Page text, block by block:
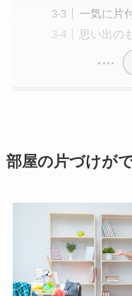
一気に片
思い出の
部屋の片づけが